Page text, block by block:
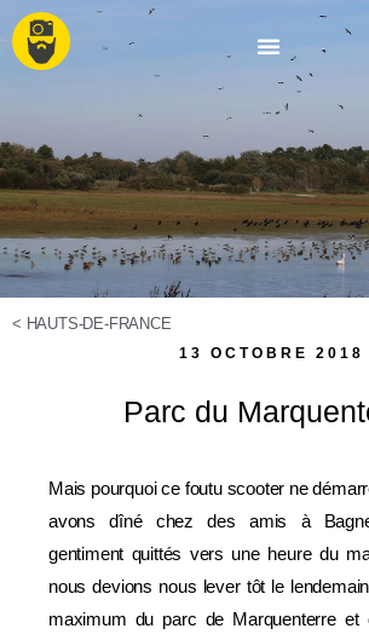
< HAUTS-DE-FRANCE
13 OCTOBRE 2018
Parc du
Mais pourquoi ce foutu scooter ne
avons dîné chez des amis à
gentiment quittés vers une heure du
nous devions nous lever tôt le
maximum du parc de Marquenterre et